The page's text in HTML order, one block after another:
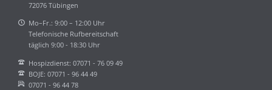
72076 Tübingen
Mo–Fr.: 9:00 – 12:00 Uhr
Telefonische Rufbereitschaft
täglich 9:00 - 18:30 Uhr
Hospizdienst: 07071 - 76 09 49
BOJE: 07071 - 96 44 49
07071 - 96 44 78